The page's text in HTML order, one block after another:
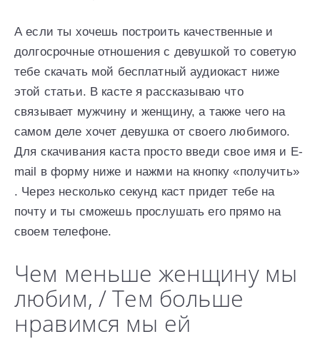
А если ты хочешь построить качественные и
долгосрочные отношения с девушкой то советую
тебе скачать мой бесплатный аудиокаст ниже
этой статьи. В касте я рассказываю что
связывает мужчину и женщину, а также чего на
самом деле хочет девушка от своего любимого.
Для скачивания каста просто введи свое имя и E-
mail в форму ниже и нажми на кнопку «получить»
. Через несколько секунд каст придет тебе на
почту и ты сможешь прослушать его прямо на
своем телефоне.
Чем меньше женщину мы
любим, / Тем больше
нравимся мы ей